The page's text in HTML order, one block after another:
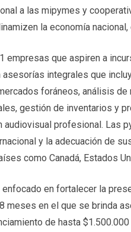
a las mipymes y
la economía nacional,
empresas que aspiren a
integrales que
foráneos, análisis
gestión de inventarios y
profesional. Las
y la adecuación de
como Canadá, Estados
en fortalecer la
meses en el que se brinda
de hasta